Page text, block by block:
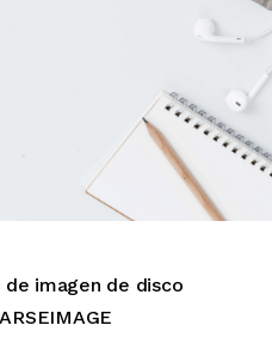
de imagen de disco